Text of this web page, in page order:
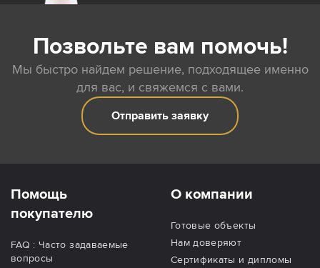
Позвольте вам помочь!
Мы быстро найдем решение, подходящее именно
для вас, и свяжемся с вами.
Отправить заявку
Помощь
покупателю
FAQ : Часто задаваемые
вопросы
О компании
Готовые объекты
Нам доверяют
Сертификаты и дипломы